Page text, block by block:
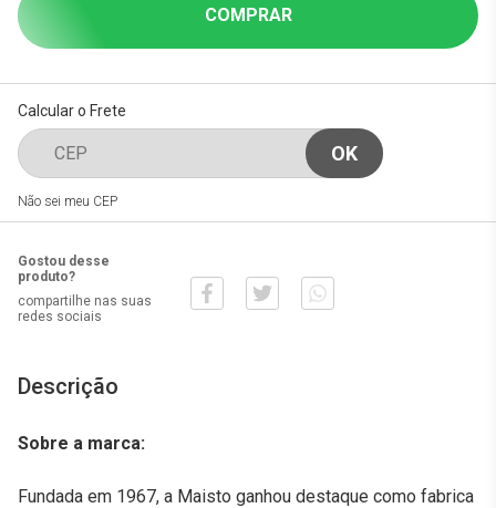
COMPRAR
Calcular o Frete
Não sei meu CEP
Gostou desse
produto?
compartilhe nas suas
redes sociais
Descrição
Sobre a marca:
Fundada em 1967, a Maisto ganhou destaque como fabrica